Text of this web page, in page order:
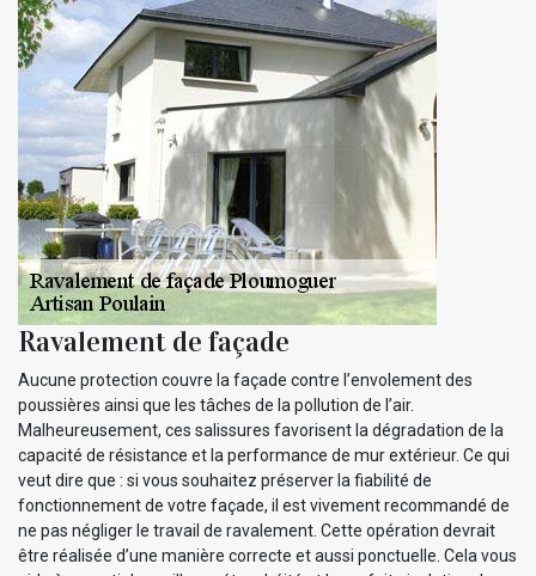
Ravalement de façade
Aucune protection couvre la façade contre l’envolement des
poussières ainsi que les tâches de la pollution de l’air.
Malheureusement, ces salissures favorisent la dégradation de la
capacité de résistance et la performance de mur extérieur. Ce qui
veut dire que : si vous souhaitez préserver la fiabilité de
fonctionnement de votre façade, il est vivement recommandé de
ne pas négliger le travail de ravalement. Cette opération devrait
être réalisée d’une manière correcte et aussi ponctuelle. Cela vous